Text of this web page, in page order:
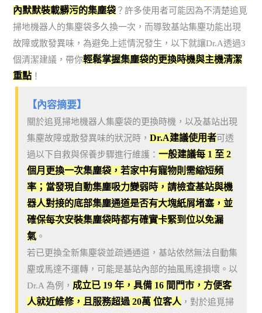
內默默裝載髒污的集塵袋 ？許多使用者可能因為不清楚追覓
掃地機器人的集塵袋多久換一次，而導致基站集塵功能出現
故障或散發異味，為避免上述情況發生，以下就讓Dr.A透過3
個清潔建議，帶你輕鬆掌握集塵袋的更換時機與主機清潔
重點 ！
【內容摘要】
關於追覓掃地機器人集塵袋的更換時機，以及基站出現
集塵故障或散發異味的狀況時，Dr.A建議使用者可透
過以下自救與保養步驟進行維護：一般建議每 1 至 2
個月更換一次集塵袋，若家中有寵物則需縮短頻
率；當發現自動集塵吸力變弱時，請檢查基站與機
器人對接的底部集塵通道是否有大塊紙屑堵塞，並
確保每次安裝集塵袋時都有確實卡緊到位以免漏
氣 。
若已更換全新集塵袋並疏通通道，基站依然無法自動集
塵或馬達不運轉，可能是基站內部的抽風馬達損壞。以
Dr.A 為例， 成立已 19 年，具備 16 間門市，方便客
人就近維修，且服務超過 20萬 位客人，對於追覓掃